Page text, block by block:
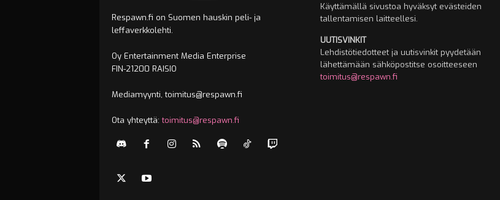
Respawn.fi on Suomen hauskin peli- ja
leffaverkkolehti.
Oy Entertainment Media Enterprise
FIN-21200 RAISIO
Mediamyynti, toimitus@respawn.fi
Ota yhteyttä:toimitus@respawn.fi
Käyttämällä sivustoa hyväksyt evästeiden
tallentamisen laitteellesi.
UUTISVINKIT
Lehdistötiedotteet ja uutisvinkit pyydetään
lähettämään sähköpostitse osoitteeseen
toimitus@respawn.fi